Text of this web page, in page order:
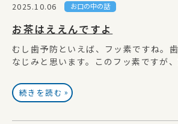
2025.10.06 お口の中の話
お茶はええんですよ
むし歯予防といえば、フッ素ですね。
なじみと思います。このフッ素ですが
続きを読む »